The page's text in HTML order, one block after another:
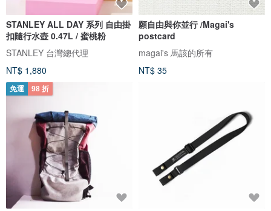
STANLEY ALL DAY 系列 自由掛
扣隨行水壺 0.47L / 蜜桃粉
STANLEY 台灣總代理
NT$ 1,880
願自由與你並行 /Magai's
postcard
magai's 馬該的所有
NT$ 35
免運 98 折